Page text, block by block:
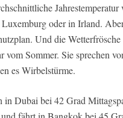
oder in Irland.
Und die
vom Sommer. Sie sprechen
es Wirbelstürme.
in Dubai bei 42 Grad